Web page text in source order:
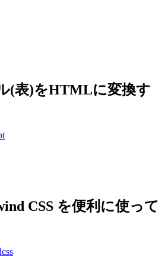
(表)をHTMLに変換す
CSS を便利に使って